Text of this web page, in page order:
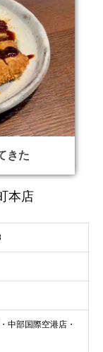
きた
本店
中部国際空港店・